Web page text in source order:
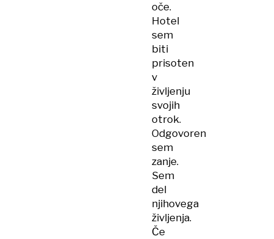
oče.
Hotel
sem
biti
prisoten
v
življenju
svojih
otrok.
Odgovoren
sem
zanje.
Sem
del
njihovega
življenja.
Če